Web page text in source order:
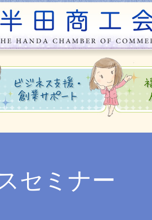
セミナー